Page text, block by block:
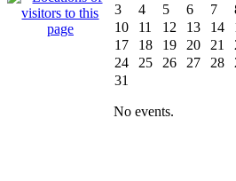
3
4 5 6 7
10
11 12 13 14
17
18 19 20 21
24
25 26 27 28
31
No events.